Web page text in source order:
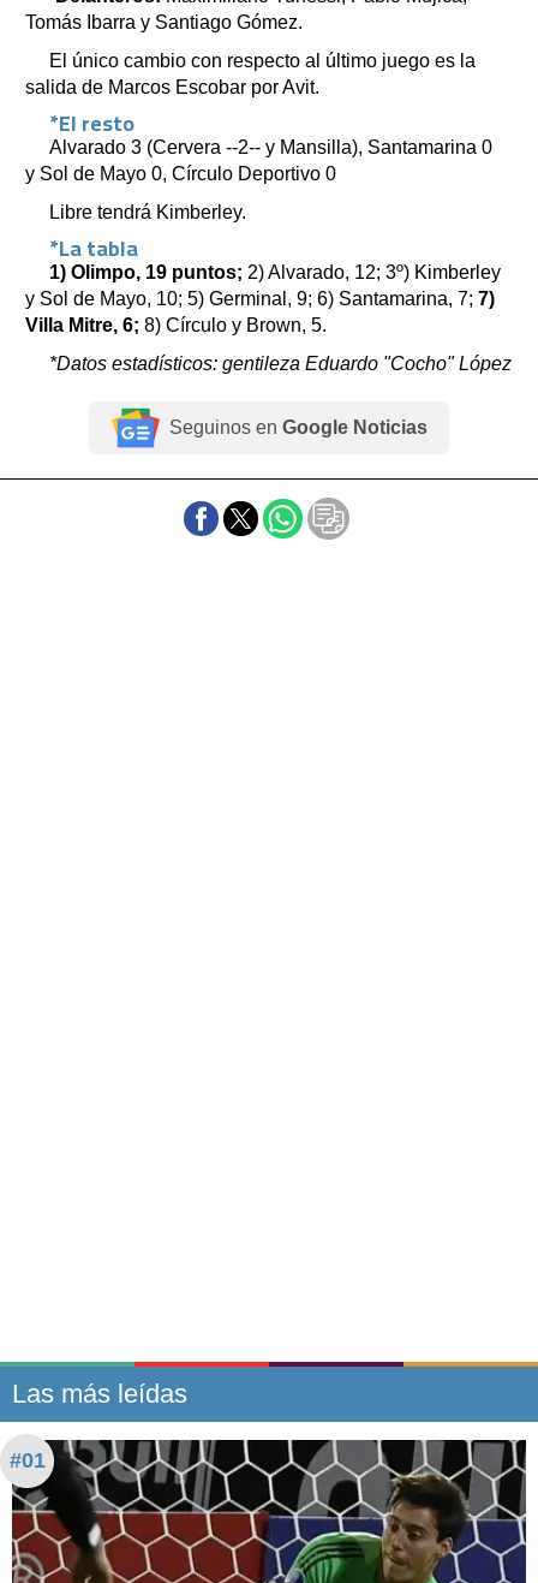
Tomás Ibarra y Santiago Gómez.
El único cambio con respecto al último juego es la
salida de Marcos Escobar por Avit.
*El resto
Alvarado 3 (Cervera --2-- y Mansilla), Santamarina 0
y Sol de Mayo 0, Círculo Deportivo 0
Libre tendrá Kimberley.
*La tabla
1) Olimpo, 19 puntos; 2) Alvarado, 12; 3º) Kimberley
y Sol de Mayo, 10; 5) Germinal, 9; 6) Santamarina, 7; 7)
Villa Mitre, 6; 8) Círculo y Brown, 5.
*Datos estadísticos: gentileza Eduardo "Cocho" López
Seguinos en Google Noticias
Las más leídas
#01